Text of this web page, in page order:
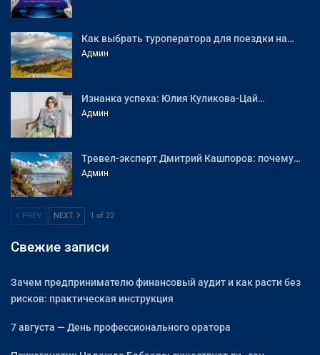
Как выбрать туроператора для поездки на…
Админ
Изнанка успеха: Юлия Куликова-Цай…
Админ
Тревел-эксперт Дмитрий Кашпоров: почему…
Админ
PREV NEXT 1 of 22
Свежие записи
Зачем предпринимателю финансовый аудит и как расти без
рисков: практическая инструкция
7 августа — День профессионального оратора